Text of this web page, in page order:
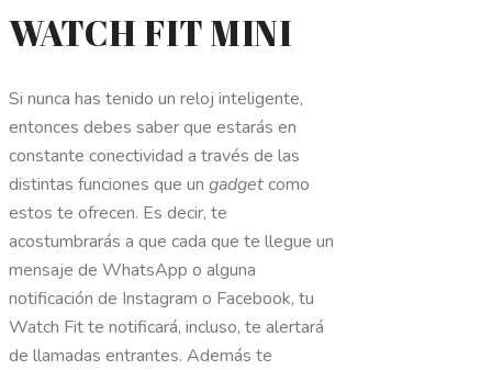
WATCH FIT MINI
Si nunca has tenido un reloj inteligente,
entonces debes saber que estarás en
constante conectividad a través de las
distintas funciones que un gadgetcomo
estos te ofrecen. Es decir, te
acostumbrarás a que cada que te llegue un
mensaje de WhatsApp o alguna
notificación de Instagram o Facebook, tu
Watch Fit te notificará, incluso, te alertará
de llamadas entrantes. Además te